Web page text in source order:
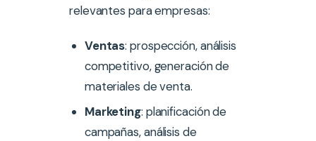
relevantes para empresas:
Ventas: prospección, análisis
competitivo, generación de
materiales de venta.
Marketing: planificación de
campañas, análisis de